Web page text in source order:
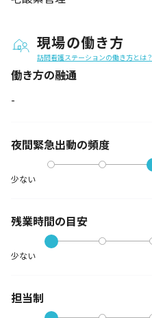
現場の働き方
訪問看護ステーションの働き方とは？
働き方の融通
-
夜間緊急出動の頻度
少ない
残業時間の目安
少ない
担当制